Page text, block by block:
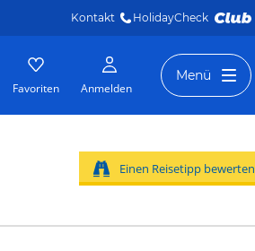
Kontakt HolidayCheck
Favoriten Anmelden
Menü
Einen Reisetipp bewerten